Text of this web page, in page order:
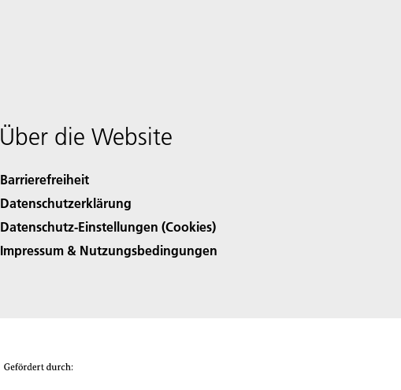
Über die Website
Barrierefreiheit
Datenschutzerklärung
Datenschutz-Einstellungen (Cookies)
Impressum & Nutzungsbedingungen